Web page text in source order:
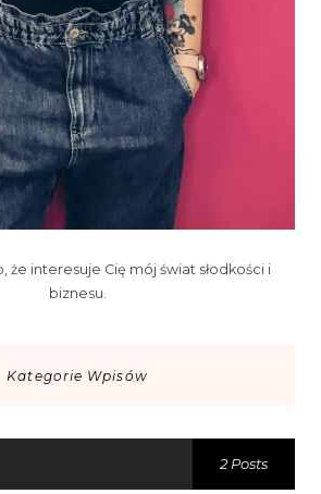
że interesuje Cię mój świat słodkości i
biznesu.
Kategorie Wpisów
2 Posts